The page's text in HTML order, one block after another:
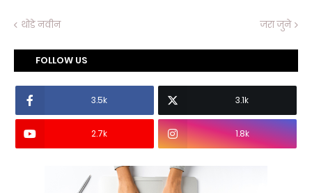
थोडे नवीन जरा जुने
FOLLOW US
3.5k 3.1k
2.7k 1.8k